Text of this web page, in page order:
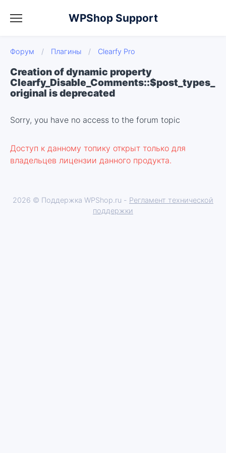
WPShop Support
Форум / Плагины / Clearfy Pro
Creation of dynamic property
Clearfy_Disable_Comments::$post_types_
original is deprecated
Sorry, you have no access to the forum topic
Доступ к данному топику открыт только для
владельцев лицензии данного продукта.
2026 © Поддержка WPShop.ru - Регламент технической
поддержки